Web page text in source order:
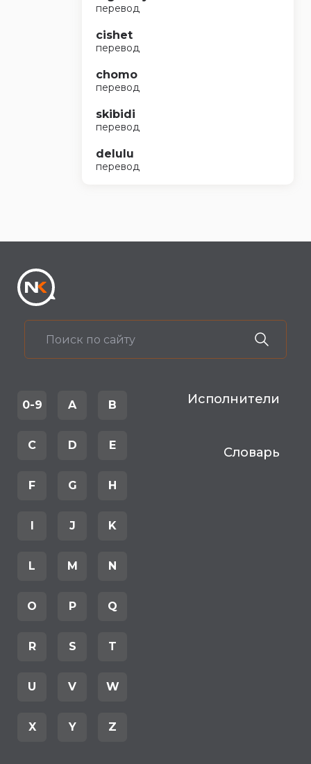
перевод
cishet
перевод
chomo
перевод
skibidi
перевод
delulu
перевод
0-9 A B
C D E
F G H
I J K
L M N
O P Q
R S T
U V W
X Y Z
Исполнители
Словарь